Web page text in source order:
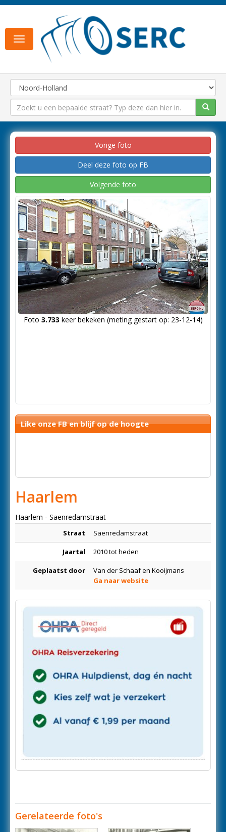
Toggle
navigation
Vorige foto
Deel deze foto op FB
Volgende foto
Foto 3.733 keer bekeken (meting gestart op: 23-12-14)
Like onze FB en blijf op de hoogte
Haarlem
Haarlem - Saenredamstraat
Straat Saenredamstraat
Jaartal 2010 tot heden
Geplaatst door
Van der Schaaf en Kooijmans
Ga naar website
Gerelateerde foto's